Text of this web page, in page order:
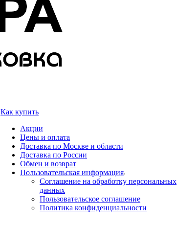
Как купить
Акции
Цены и оплата
Доставка по Москве и области
Доставка по России
Обмен и возврат
Пользовательская информация
Соглашение на обработку персональных
данных
Пользовательское соглашение
Политика конфиденциальности